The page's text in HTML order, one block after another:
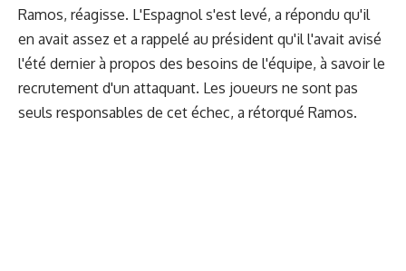
Ramos, réagisse. L'Espagnol s'est levé, a répondu qu'il
en avait assez et a rappelé au président qu'il l'avait avisé
l'été dernier à propos des besoins de l'équipe, à savoir le
recrutement d'un attaquant. Les joueurs ne sont pas
seuls responsables de cet échec, a rétorqué Ramos.